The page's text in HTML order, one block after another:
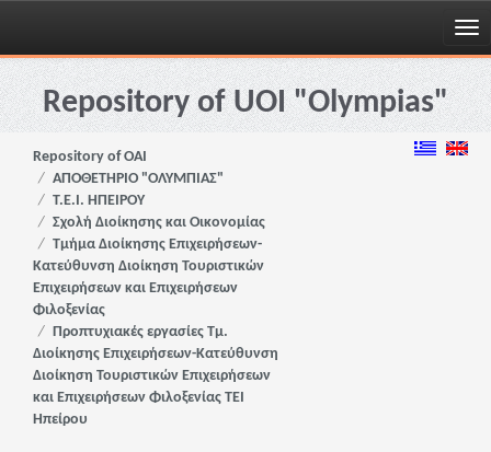
Skip
navigationRepository of UOI "Olympias"
Repository of OAI
ΑΠΟΘΕΤΗΡΙΟ "ΟΛΥΜΠΙΑΣ"
Τ.Ε.Ι. ΗΠΕΙΡΟΥ
Σχολή Διοίκησης και Οικονομίας
Τμήμα Διοίκησης Επιχειρήσεων-
Κατεύθυνση Διοίκηση Τουριστικών
Επιχειρήσεων και Επιχειρήσεων
Φιλοξενίας
Προπτυχιακές εργασίες Τμ.
Διοίκησης Επιχειρήσεων-Κατεύθυνση
Διοίκηση Τουριστικών Επιχειρήσεων
και Επιχειρήσεων Φιλοξενίας ΤΕΙ
Ηπείρου